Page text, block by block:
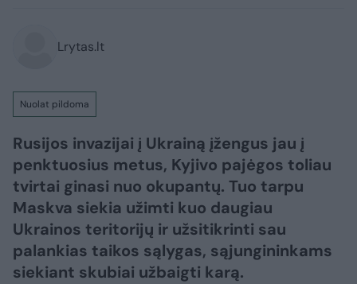
Lrytas.lt
Nuolat pildoma
Rusijos invazijai į Ukrainą įžengus jau į
penktuosius metus, Kyjivo pajėgos toliau
tvirtai ginasi nuo okupantų. Tuo tarpu
Maskva siekia užimti kuo daugiau
Ukrainos teritorijų ir užsitikrinti sau
palankias taikos sąlygas, sąjungininkams
siekiant skubiai užbaigti karą.​​​​​​​​​​​​​​​​​​​​​​​​​​​